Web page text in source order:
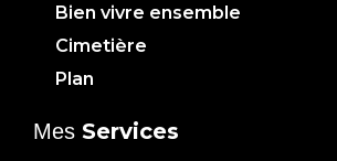
Bien vivre ensemble
Cimetière
Plan
Mes Services